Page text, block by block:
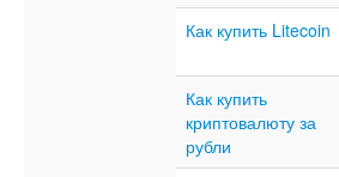
Как купить Litecoin
Как купить
криптовалюту за
рубли